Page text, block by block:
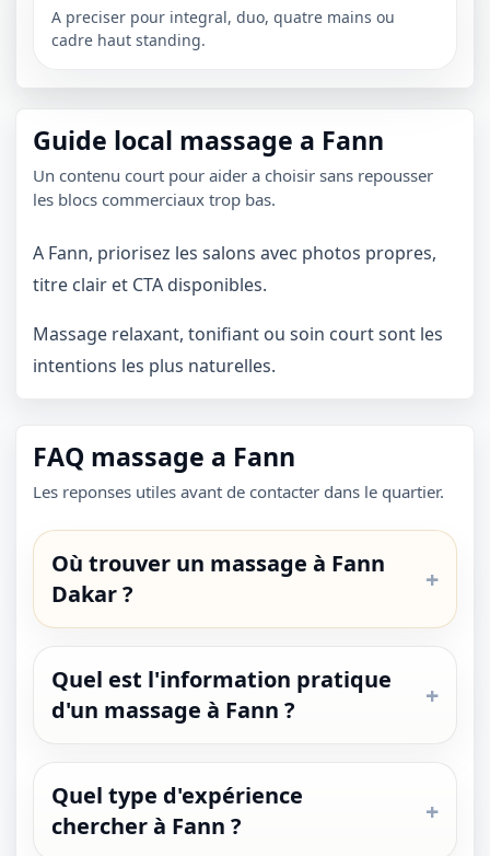
A preciser pour integral, duo, quatre mains ou
cadre haut standing.
Guide local massage a Fann
Un contenu court pour aider a choisir sans repousser
les blocs commerciaux trop bas.
A Fann, priorisez les salons avec photos propres,
titre clair et CTA disponibles.
Massage relaxant, tonifiant ou soin court sont les
intentions les plus naturelles.
FAQ massage a Fann
Les reponses utiles avant de contacter dans le quartier.
Où trouver un massage à Fann
Dakar ?
Quel est l'information pratique
d'un massage à Fann ?
Quel type d'expérience
chercher à Fann ?
⛶↓ ✕